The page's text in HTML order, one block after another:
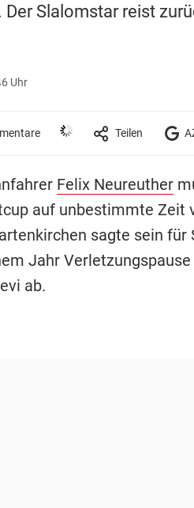
Der Slalomstar reist
Uhr
Teilen
Felix Neureuther
auf unbestimmte Zeit
sagte sein für
Jahr
ab.